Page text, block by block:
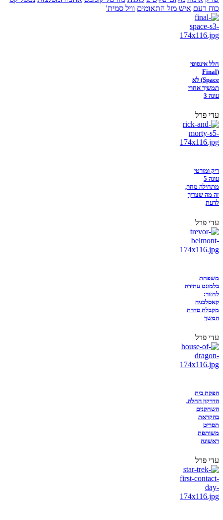
כוח רעם איש מזל התאומים וויל סמית'
חלל אינסופי
(Final
Space) לא
תמשיך אחרי
עונה 3
עדי פרל
ריק ומורטי
עונה 5
מתחילה מחר,
זה מה שצריך
לדעת
עדי פרל
משפחת
בלמונט עתידה
לחזור:
קאסלבניה
מקבלת סדרת
המשך
עדי פרל
הפקת בית
הדרקון החלה,
השחקנים
בהקראת
תסריט
משותפת
ראשונה
עדי פרל